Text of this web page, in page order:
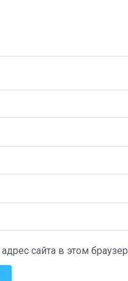
сайта в этом